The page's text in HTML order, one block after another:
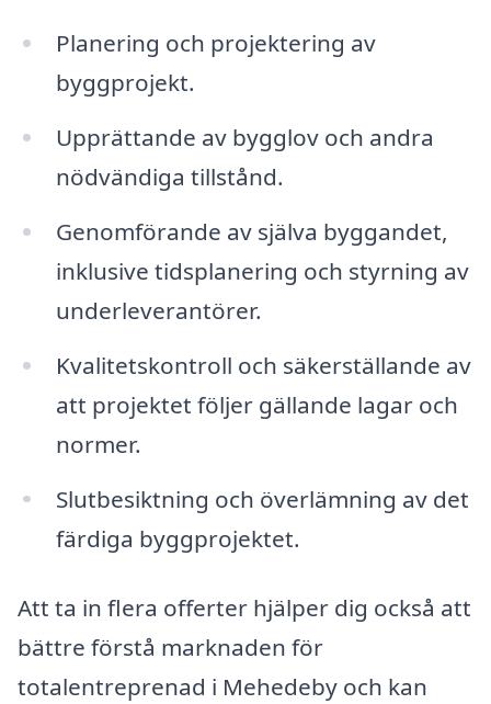
Planering och projektering av
byggprojekt.
Upprättande av bygglov och andra
nödvändiga tillstånd.
Genomförande av själva byggandet,
inklusive tidsplanering och styrning av
underleverantörer.
Kvalitetskontroll och säkerställande av
att projektet följer gällande lagar och
normer.
Slutbesiktning och överlämning av det
färdiga byggprojektet.
Att ta in flera offerter hjälper dig också att
bättre förstå marknaden för
totalentreprenad i Mehedeby och kan